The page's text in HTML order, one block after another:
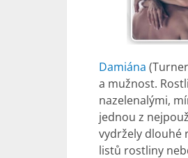
Damiána
a mužnost.
nazelenalými,
jednou z
vydržely dlouhé
listů rostliny